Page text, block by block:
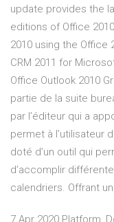
update provides the
editions of Office
2010 using the Office
CRM 2011 for
Office Outlook 2010
partie de la suite
par l’éditeur qui a
permet à l’utilisateur
doté d’un outil qui
d’accomplir
calendriers. Offrant